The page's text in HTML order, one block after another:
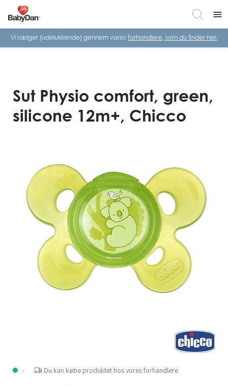
menu
Vi sælger (udelukkende) gennem vores forhandlere, som du finder her.
- Du kan købe produktet hos vores forhandlere
Sut Physio comfort, green,
silicone 12m+, Chicco